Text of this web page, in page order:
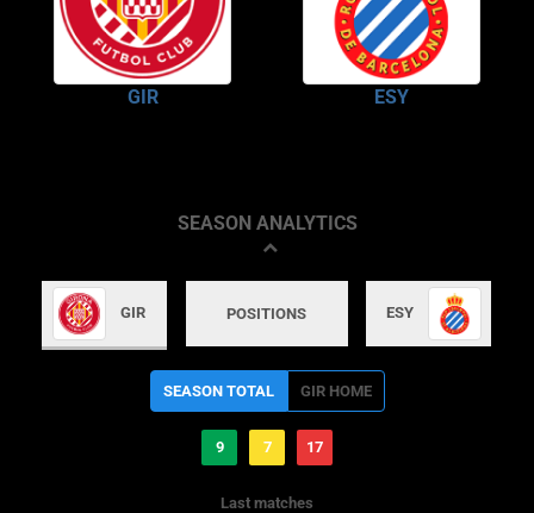
GIR ESY
SEASON ANALYTICS
GIR POSITIONS ESY
SEASON TOTAL GIR HOME
9 7 17
Last matches